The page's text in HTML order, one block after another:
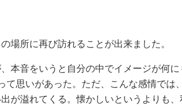
場所に再び訪れることが出来ました。
本音をいうと自分の中でイメージが何
て思いがあった。ただ、こんな感情で
が溢れてくる。懐かしいというよりも